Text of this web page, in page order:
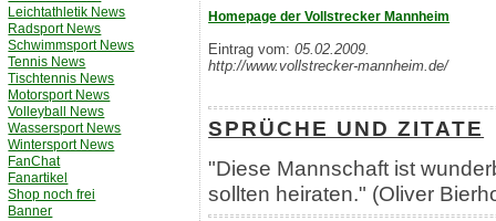
Leichtathletik News
Radsport News
Schwimmsport News
Tennis News
Tischtennis News
Motorsport News
Volleyball News
Wassersport News
Wintersport News
FanChat
Fanartikel
Shop noch frei
Banner
Homepage der Vollstrecker Mannheim
Eintrag vom:05.02.2009.
http://www.vollstrecker-mannheim.de/
SPRÜCHE UND ZITATE
"Diese Mannschaft ist
sollten heiraten." (Oliver